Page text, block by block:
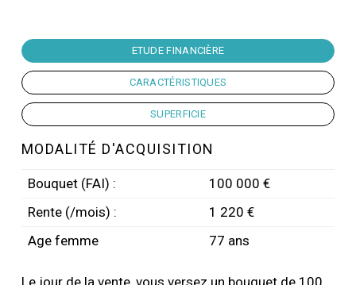
ETUDE FINANCIÈRE
CARACTÉRISTIQUES
SUPERFICIE
MODALITÉ D'ACQUISITION
Bouquet (FAI) :
100 000 €
Rente (/mois) :
1 220 €
Age femme
77 ans